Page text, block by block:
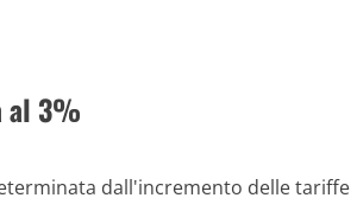
al 3%
dall'incremento delle tariffe